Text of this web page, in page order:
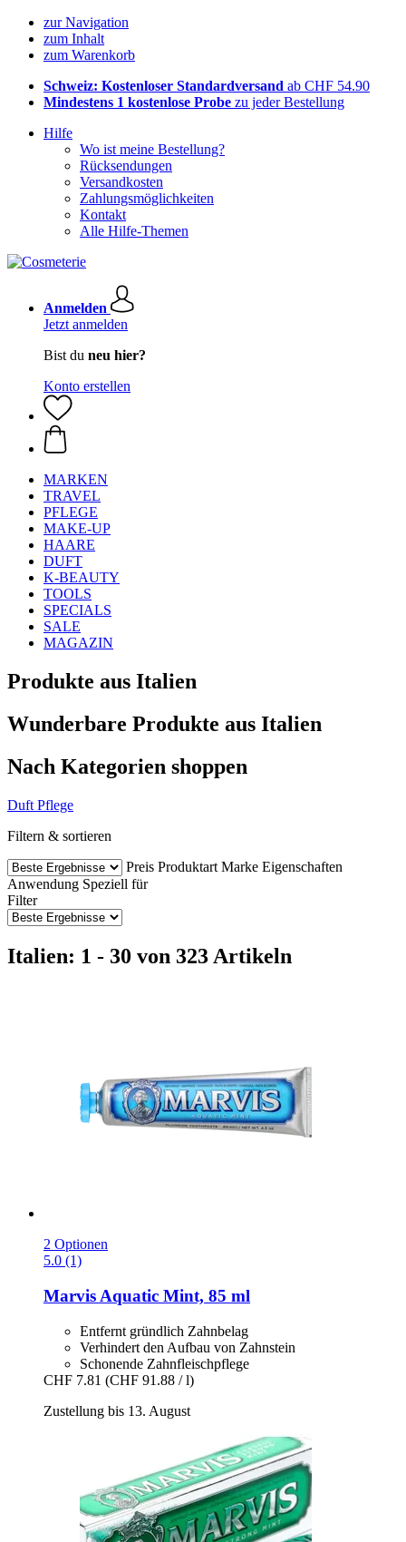
zur Navigation
zum Inhalt
zum Warenkorb
Schweiz: Kostenloser Standardversand ab CHF 54.90
Mindestens 1 kostenlose Probe zu jeder Bestellung
Hilfe
Wo ist meine Bestellung?
Rücksendungen
Versandkosten
Zahlungsmöglichkeiten
Kontakt
Alle Hilfe-Themen
Anmelden
Jetzt anmelden
Bist du neu hier?
Konto erstellen
MARKEN
TRAVEL
PFLEGE
MAKE-UP
HAARE
DUFT
K-BEAUTY
TOOLS
SPECIALS
SALE
MAGAZIN
Produkte aus Italien
Wunderbare Produkte aus Italien
Nach Kategorien shoppen
Duft Pflege
Filtern & sortieren
Preis Produktart Marke Eigenschaften
Anwendung Speziell für
Filter
Italien: 1 - 30 von 323 Artikeln
2 Optionen
5.0 (1)
Marvis Aquatic Mint, 85 ml
Entfernt gründlich Zahnbelag
Verhindert den Aufbau von Zahnstein
Schonende Zahnfleischpflege
CHF 7.81 (CHF 91.88 / l)
Zustellung bis 13. August